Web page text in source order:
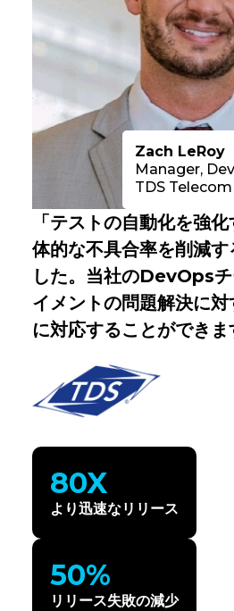
Zach LeRoy
Manager,
TDS Telecom
「テストの自動化を強
体的な不具合率を削減す
した。当社のDevOps
イメントの問題解決に
に対応することができま
80X
より迅速なリリース
50%
リリース失敗の減少